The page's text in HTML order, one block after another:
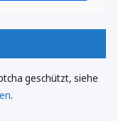
geschützt, siehe
.